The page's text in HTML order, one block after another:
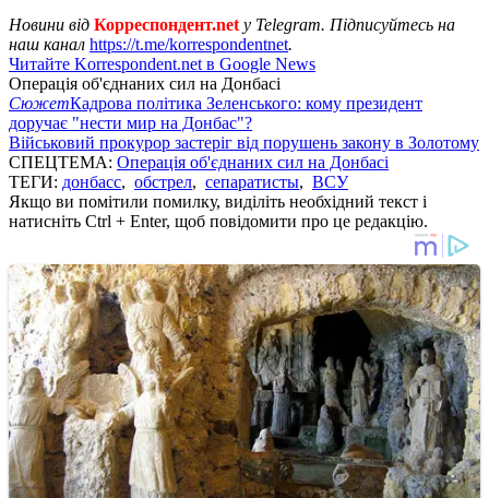
Новини від Корреспондент.net у Telegram. Підписуйтесь на
наш канал https://t.me/korrespondentnet.
Читайте Korrespondent.net в Google News
Операція об'єднаних сил на Донбасі
СюжетКадрова політика Зеленського: кому президент
доручає "нести мир на Донбас"?
Військовий прокурор застеріг від порушень закону в Золотому
СПЕЦТЕМА: Операція об'єднаних сил на Донбасі
ТЕГИ: донбасс, обстрел, сепаратисты, ВСУ
Якщо ви помітили помилку, виділіть необхідний текст і
натисніть Ctrl + Enter, щоб повідомити про це редакцію.